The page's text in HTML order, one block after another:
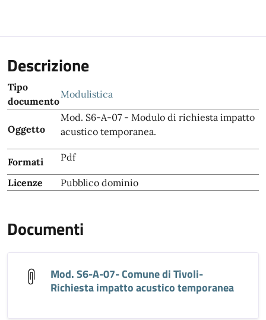
Descrizione
Tipo
documento
Modulistica
Oggetto
Mod. S6-A-07 - Modulo di richiesta impatto
acustico temporanea.
Formati Pdf
Licenze Pubblico dominio
Documenti
Mod. S6-A-07- Comune di Tivoli-
Richiesta impatto acustico temporanea